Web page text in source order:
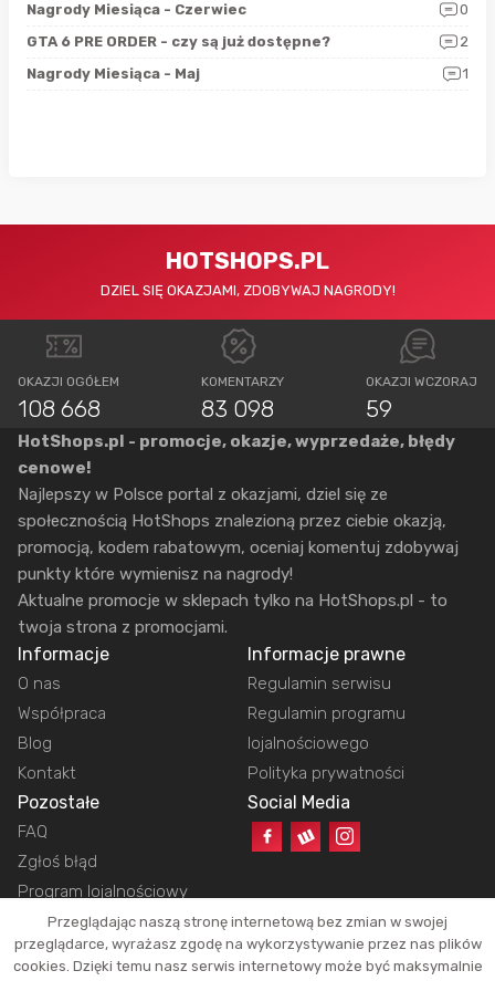
Nagrody Miesiąca - Czerwiec
0
GTA 6 PRE ORDER - czy są już dostępne?
2
Nagrody Miesiąca - Maj
1
HOTSHOPS.PL
DZIEL SIĘ OKAZJAMI, ZDOBYWAJ NAGRODY!
OKAZJI OGÓŁEM
108 668
KOMENTARZY
83 098
OKAZJI WCZORAJ
59
HotShops.pl - promocje, okazje, wyprzedaże, błędy
cenowe!
Najlepszy w Polsce portal z okazjami, dziel się ze
społecznością HotShops znalezioną przez ciebie okazją,
promocją, kodem rabatowym, oceniaj komentuj zdobywaj
punkty które wymienisz na nagrody!
Aktualne promocje w sklepach tylko na HotShops.pl - to
twoja strona z promocjami.
Informacje
O nas
Współpraca
Blog
Kontakt
Informacje prawne
Regulamin serwisu
Regulamin programu
lojalnościowego
Polityka prywatności
Pozostałe
FAQ
Zgłoś błąd
Program lojalnościowy
Social Media
Copyright © 2026 HotShops.pl - Wszelkie prawa zastrzeżone.
Przeglądając naszą stronę internetową bez zmian w swojej
przeglądarce, wyrażasz zgodę na wykorzystywanie przez nas plików
cookies. Dzięki temu nasz serwis internetowy może być maksymalnie